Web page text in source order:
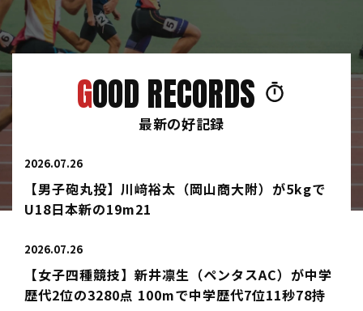
GOOD RECORDS
最新の好記録
2026.07.26
【男子砲丸投】川﨑裕太（岡山商大附）が5kgで
U18日本新の19m21
2026.07.26
【女子四種競技】新井凛生（ペンタスAC）が中学
歴代2位の3280点 100mで中学歴代7位11秒78持